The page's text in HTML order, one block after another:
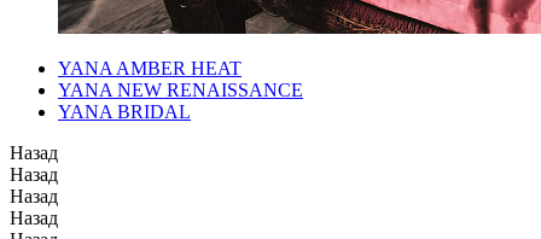
YANA AMBER HEAT
YANA NEW RENAISSANCE
YANA BRIDAL
Назад
Назад
Назад
Назад